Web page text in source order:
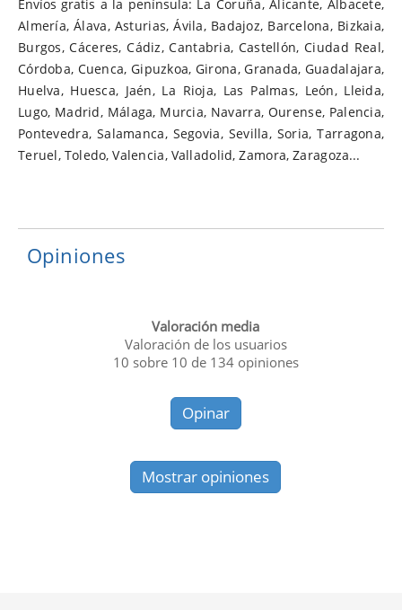
Envíos gratis a la península: La Coruña,Alicante, Albacete,
Almería,Álava, Asturias,Ávila, Badajoz, Barcelona, Bizkaia,
Burgos,Cáceres,Cádiz,Cantabria, Castellón,Ciudad Real,
Córdoba, Cuenca, Gipuzkoa, Girona,Granada, Guadalajara,
Huelva, Huesca, Jaén, La Rioja, Las Palmas, León, Lleida,
Lugo, Madrid, Málaga, Murcia, Navarra, Ourense, Palencia,
Pontevedra, Salamanca, Segovia, Sevilla, Soria,Tarragona,
Teruel, Toledo,Valencia, Valladolid,Zamora,Zaragoza...
Opiniones
Valoración media
Valoración de los usuarios
10 sobre 10 de 134opiniones
Opinar
Mostrar opiniones